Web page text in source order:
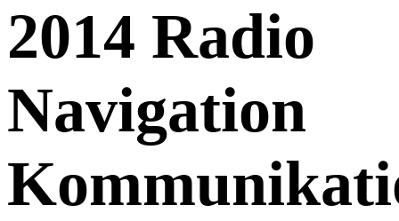
2014 Radio
Navigation